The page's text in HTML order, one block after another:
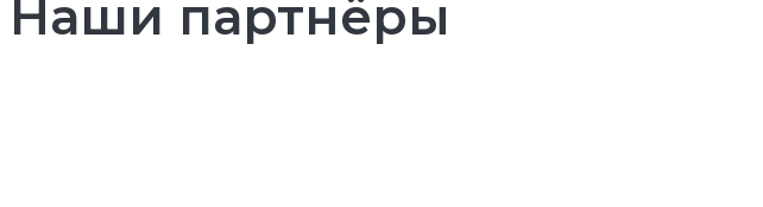
Наши партнёры